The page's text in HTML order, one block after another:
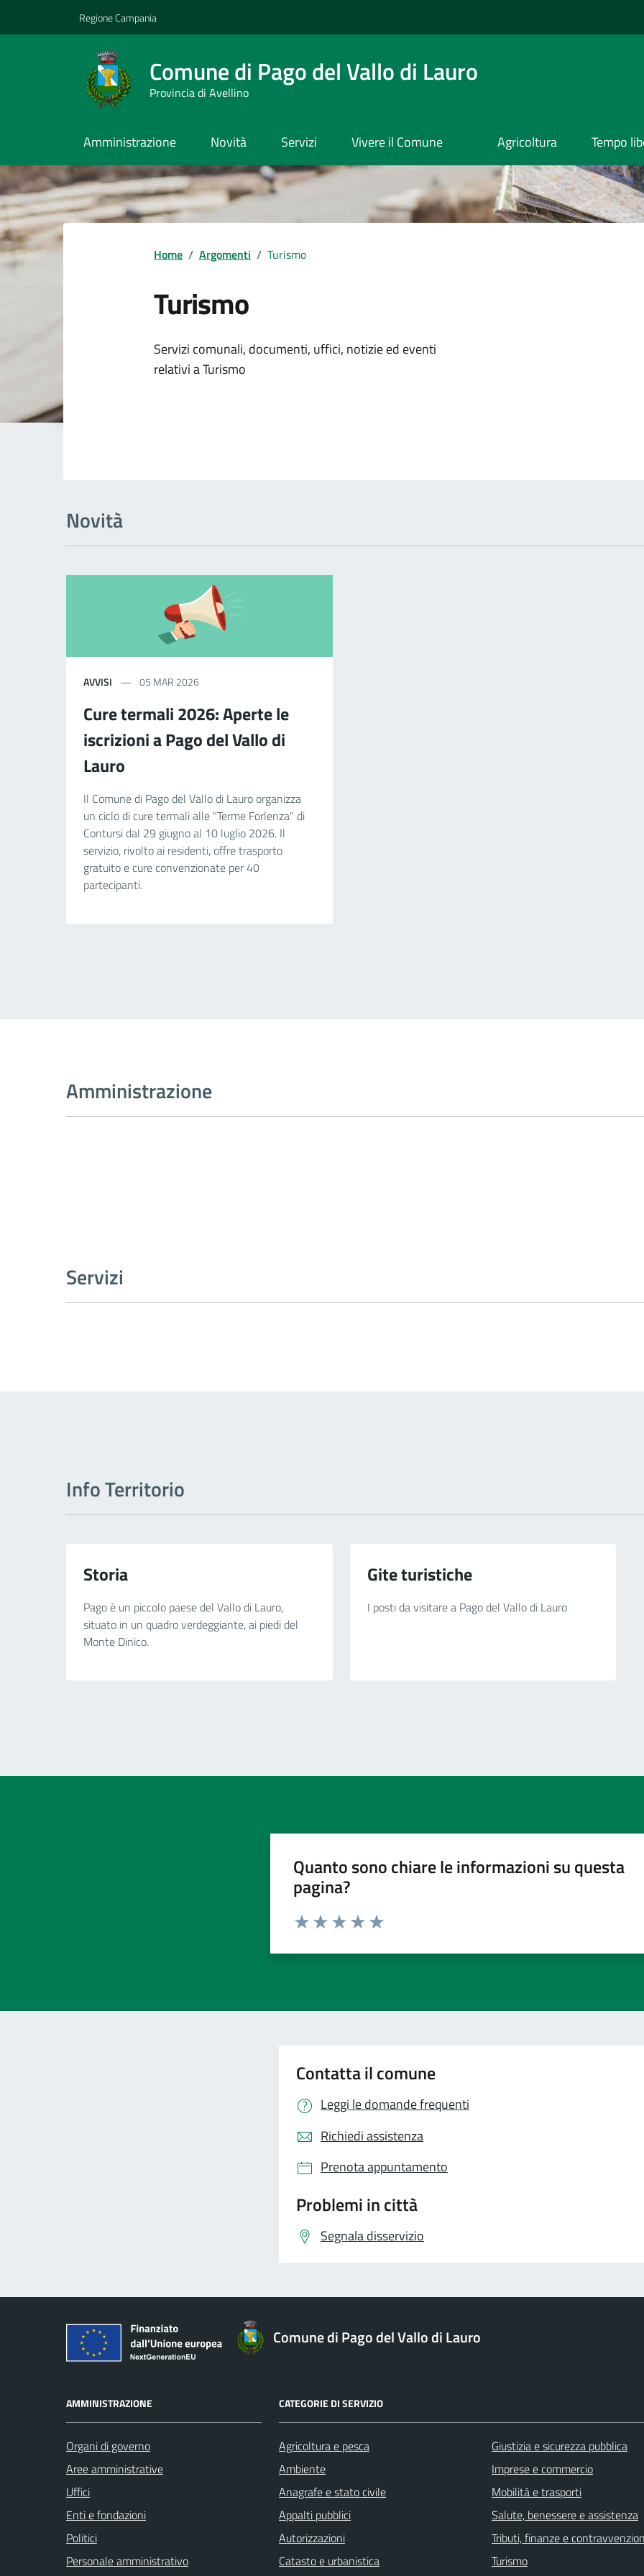
Regione Campania
Comune di Pago del Vallo di Lauro
Provincia di Avellino
Amministrazione Novità Servizi Vivere il Comune Agricoltura Tempo
Home / Argomenti / Turismo
Turismo
Dettagli dell'argomento
Servizi comunali, documenti, uffici, notizie ed eventi
relativi a Turismo
Novità
AVVISI 05 MAR 2026
Cure termali 2026: Aperte le
iscrizioni a Pago del Vallo di
Lauro
Il Comune di Pago del Vallo di Lauro organizza
un ciclo di cure termali alle "Terme Forlenza" di
Contursi dal 29 giugno al 10 luglio 2026. Il
servizio, rivolto ai residenti, offre trasporto
gratuito e cure convenzionate per 40
partecipanti.
Amministrazione
Servizi
Info Territorio
Storia
Pago è un piccolo paese del Vallo di Lauro,
situato in un quadro verdeggiante, ai piedi del
Monte Dinico.
Gite turistiche
I posti da visitare a Pago del Vallo di Lauro
Quanto sono chiare le informazioni su questa
pagina?
Contatta il comune
Leggi le domande frequenti
Richiedi assistenza
Prenota appuntamento
Problemi in città
Segnala disservizio
Comune di Pago del Vallo di Lauro
AMMINISTRAZIONE
Organi di governo
Aree amministrative
Uffici
Enti e fondazioni
Politici
Personale amministrativo
CATEGORIE DI SERVIZIO
Agricoltura e pesca
Ambiente
Anagrafe e stato civile
Appalti pubblici
Autorizzazioni
Catasto e urbanistica
Giustizia e sicurezza pubblica
Imprese e commercio
Mobilità e trasporti
Salute, benessere e assistenza
Tributi, finanze e
Turismo